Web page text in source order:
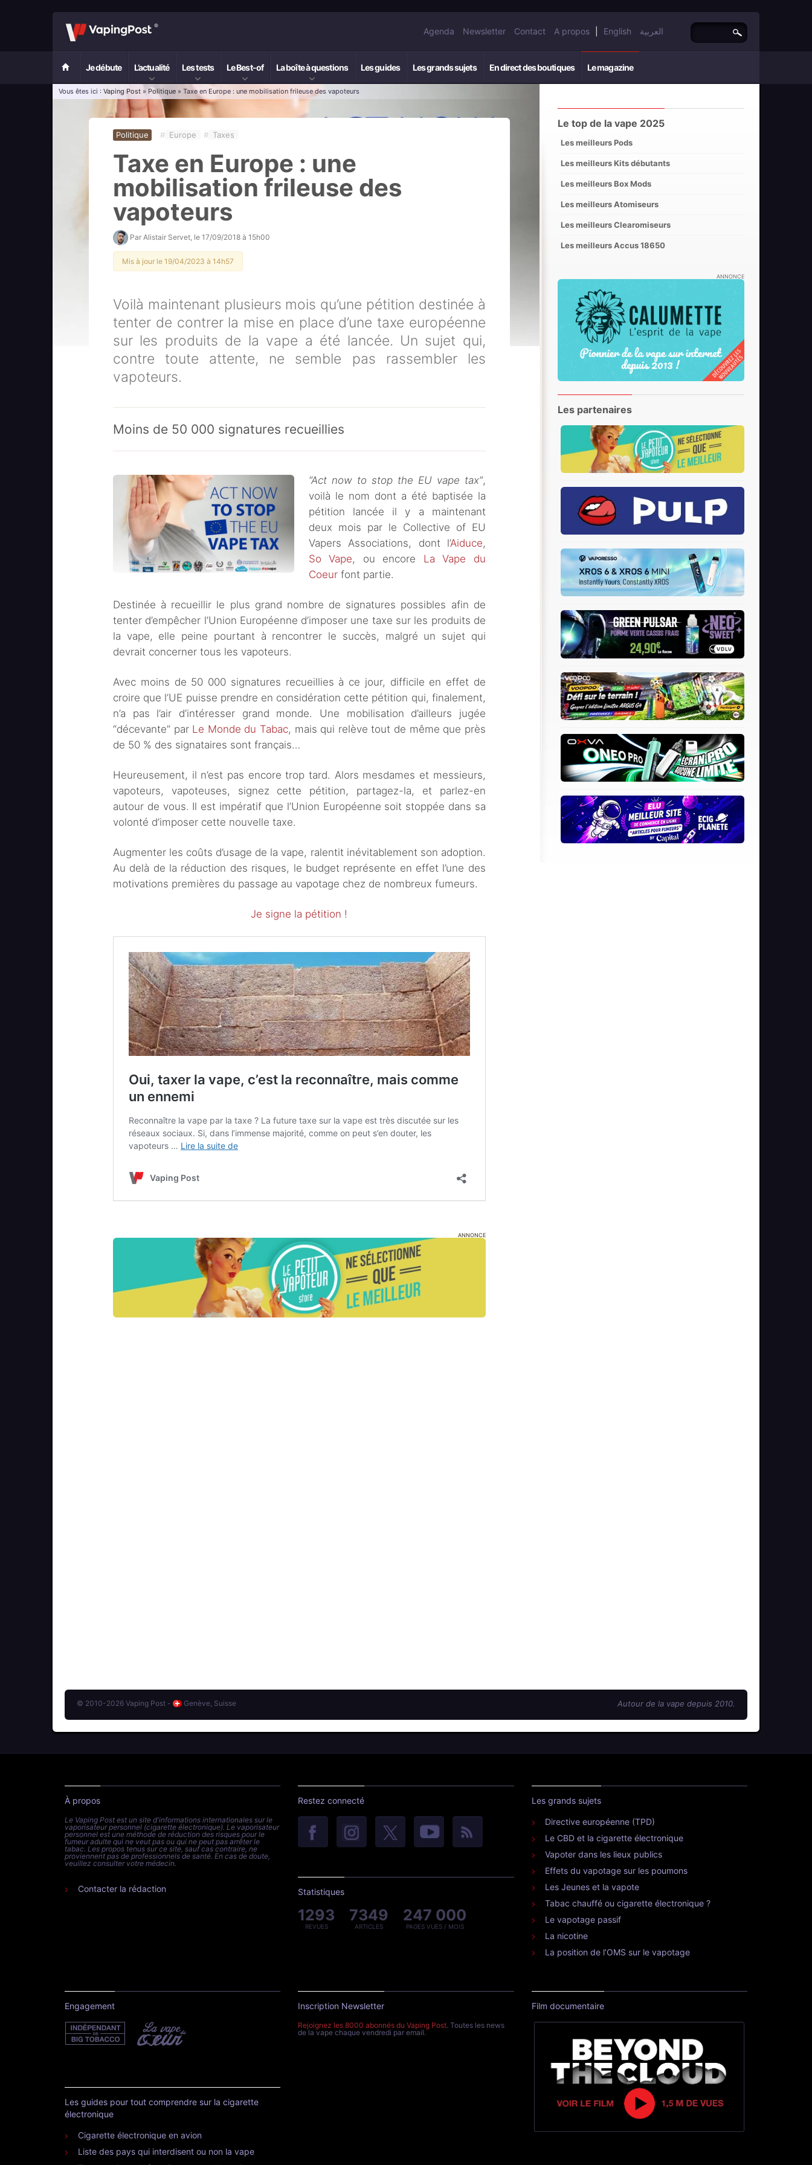
Agenda Newsletter Contact A propos English العربية
Je débute L’actualité Les tests Le Best-of La boîte à questions Les guides Les grands sujets En direct des boutiques Le magazine
Vous êtes ici : Vaping Post » Politique » Taxe en Europe : une mobilisation frileuse des vapoteurs
Politique # Europe # Taxes
Taxe en Europe : une
mobilisation frileuse des
vapoteurs
Par Alistair Servet , le 17/09/2018 à 15h00
Mis à jour le 19/04/2023 à 14h57
Voilà maintenant plusieurs mois qu’une pétition destinée à
tenter de contrer la mise en place d’une taxe européenne
sur les produits de la vape a été lancée. Un sujet qui,
contre toute attente, ne semble pas rassembler les
vapoteurs.
Moins de 50 000 signatures recueillies
“Act now to stop the EU vape tax”,
voilà le nom dont a été baptisée la
pétition lancée il y a maintenant
deux mois par le Collective of EU
Vapers Associations, dont l’Aiduce,
So Vape, ou encore La Vape du
Coeur font partie.
Destinée à recueillir le plus grand nombre de signatures possibles afin de
tenter d’empêcher l’Union Européenne d’imposer une taxe sur les produits de
la vape, elle peine pourtant à rencontrer le succès, malgré un sujet qui
devrait concerner tous les vapoteurs.
Avec moins de 50 000 signatures recueillies à ce jour, difficile en effet de
croire que l’UE puisse prendre en considération cette pétition qui, finalement,
n’a pas l’air d’intéresser grand monde. Une mobilisation d’ailleurs jugée
“décevante” par Le Monde du Tabac, mais qui relève tout de même que près
de 50 % des signataires sont français…
Heureusement, il n’est pas encore trop tard. Alors mesdames et messieurs,
vapoteurs, vapoteuses, signez cette pétition, partagez-la, et parlez-en
autour de vous. Il est impératif que l’Union Européenne soit stoppée dans sa
volonté d’imposer cette nouvelle taxe.
Augmenter les coûts d’usage de la vape, ralentit inévitablement son adoption.
Au delà de la réduction des risques, le budget représente en effet l’une des
motivations premières du passage au vapotage chez de nombreux fumeurs.
Je signe la pétition !
ANNONCE
Le top de la vape 2025
Les meilleurs Pods
Les meilleurs Kits débutants
Les meilleurs Box Mods
Les meilleurs Atomiseurs
Les meilleurs Clearomiseurs
Les meilleurs Accus 18650
ANNONCE
Les partenaires
© 2010-2026 Vaping Post - Genève, Suisse Autour de la vape depuis 2010.
À propos
Le Vaping Post est un site d'informations internationales sur le
vaporisateur personnel (cigarette électronique). Le vaporisateur
personnel est une méthode de réduction des risques pour le
fumeur adulte qui ne veut pas ou qui ne peut pas arrêter le
tabac. Les propos tenus sur ce site, sauf cas contraire, ne
proviennent pas de professionnels de santé. En cas de doute,
veuillez consulter votre médecin.
Contacter la rédaction
Restez connecté
Statistiques
1293
REVUES
7349
ARTICLES
247 000
PAGES VUES / MOIS
Les grands sujets
Directive européenne (TPD)
Le CBD et la cigarette électronique
Vapoter dans les lieux publics
Effets du vapotage sur les poumons
Les Jeunes et la vapote
Tabac chauffé ou cigarette électronique ?
Le vapotage passif
La nicotine
La position de l’OMS sur le vapotage
Engagement
Les guides pour tout comprendre sur la cigarette
électronique
Cigarette électronique en avion
Liste des pays qui interdisent ou non la vape
Inscription Newsletter
Rejoignez les 8000 abonnés du Vaping Post. Toutes les news
de la vape chaque vendredi par email.
Film documentaire